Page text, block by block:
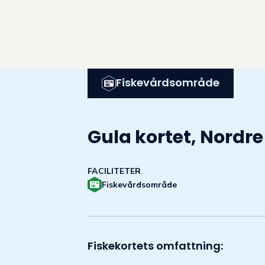
Fiskevårdsområde
Gula kortet,
FACILITETER
Fiskevårdsområde
Fiskekortets omfattning: